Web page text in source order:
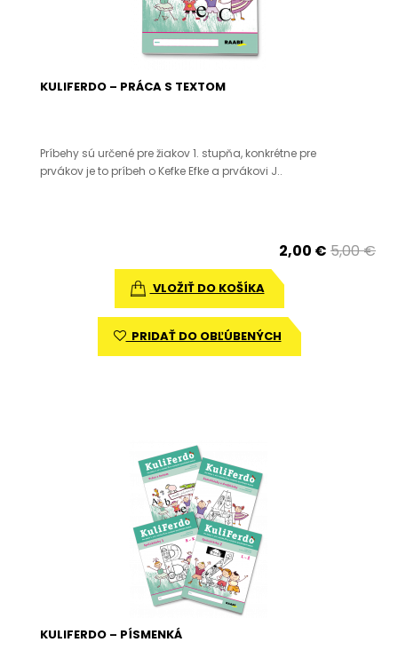
KULIFERDO – PRÁCA S TEXTOM
Príbehy sú určené pre žiakov 1. stupňa, konkrétne pre
prvákov je to príbeh o Kefke Efke a prvákovi J..
2,00 € 5,00 €
VLOŽIŤ DO KOŠÍKA
PRIDAŤ DO OBĽÚBENÝCH
KULIFERDO – PÍSMENKÁ